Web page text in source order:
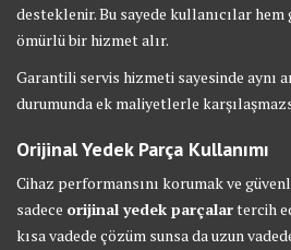
desteklenir. Bu sayede kullanıcılar hem
ömürlü bir hizmet alır.
Garantili servis hizmeti sayesinde aynı
durumunda ek maliyetlerle
Orijinal Yedek Parça Kullanımı
Cihaz performansını korumak ve
sadece orijinal yedek parçalartercih
kısa vadede çözüm sunsa da uzun